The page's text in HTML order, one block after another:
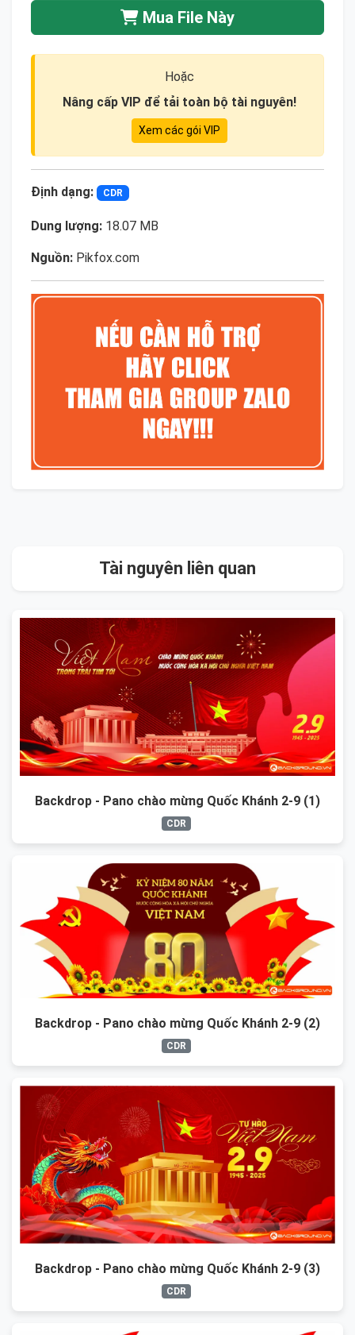
Mua File Này
Hoặc
Nâng cấp VIP để tải toàn bộ tài nguyên!
Xem các gói VIP
Định dạng: CDR
Dung lượng: 18.07 MB
Nguồn: Pikfox.com
Tài nguyên liên quan
Backdrop - Pano chào mừng Quốc Khánh 2-9 (1)
CDR
Backdrop - Pano chào mừng Quốc Khánh 2-9 (2)
CDR
Backdrop - Pano chào mừng Quốc Khánh 2-9 (3)
CDR